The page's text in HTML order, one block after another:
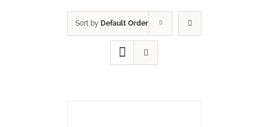
Sort by Default Order